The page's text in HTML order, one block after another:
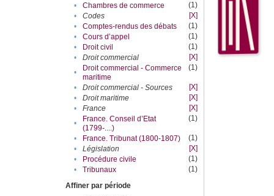
•
Chambres de commerce
(1)
•
Codes
[X]
•
Comptes-rendus des débats
(1)
•
Cours d’appel
(1)
•
Droit civil
(1)
•
Droit commercial
[X]
•
Droit commercial - Commerce
maritime
(1)
• Droit commercial - Sources
[X]
•
Droit maritime
[X]
•
France
[X]
•
France. Conseil d’Etat
(1799-....)
(1)
• France. Tribunat (1800-1807)
(1)
•
Législation
[X]
•
Procédure civile
(1)
•
Tribunaux
(1)
Affiner par période